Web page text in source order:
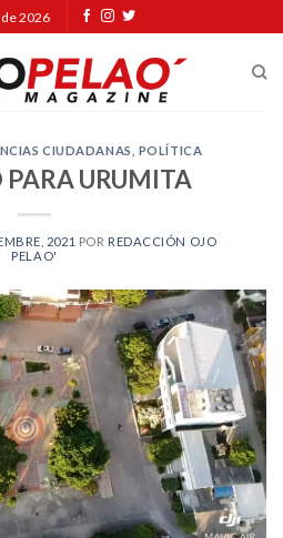
2026
CIUDADANAS POLÍTICA
URUMITA
2021 POR REDACCIÓN OJO
PELAO'